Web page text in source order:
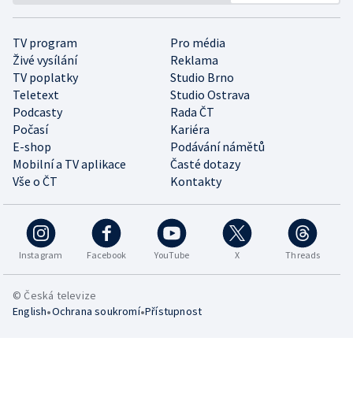
TV program
Pro média
Živé vysílání
Reklama
TV poplatky
Studio Brno
Teletext
Studio Ostrava
Podcasty
Rada ČT
Počasí
Kariéra
E-shop
Podávání námětů
Mobilní a TV aplikace
Časté dotazy
Vše o ČT
Kontakty
Instagram Facebook YouTube X Threads
© Česká televize
English•Ochrana soukromí•Přístupnost